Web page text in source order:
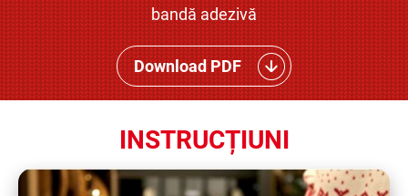
bandă adezivă
Download PDF
INSTRUCȚIUNI